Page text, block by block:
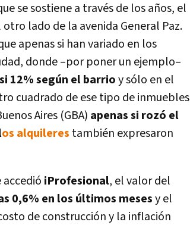
se sostiene a través de los años, el
lado de la avenida General Paz.
apenas si han variado en los
donde –por poner un ejemplo–
12% según el barrioy sólo en el
cuadrado de ese tipo de inmuebles
Aires (GBA) apenas si rozó el
os alquileres también expresaron
iProfesional, el valor del
0,6% en los últimos mesesy el
de construcción y la inflación